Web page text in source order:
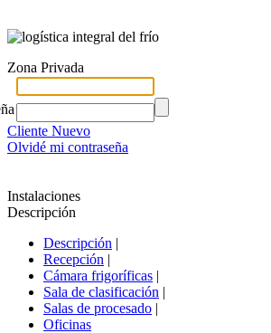
logística integral del frío
Zona Privada
Cliente Nuevo
Olvidé mi contraseña
Instalaciones
Descripción
Descripción |
Recepción |
Cámara frigoríficas |
Sala de clasificación |
Salas de procesado |
Oficinas